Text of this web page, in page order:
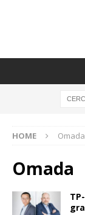
HOME Omada
Omada